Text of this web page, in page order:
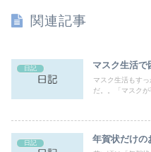
関連記事
日記 マスク生活で
マスク生活もす
だ。。「マスクが
日記 年賀状だけの